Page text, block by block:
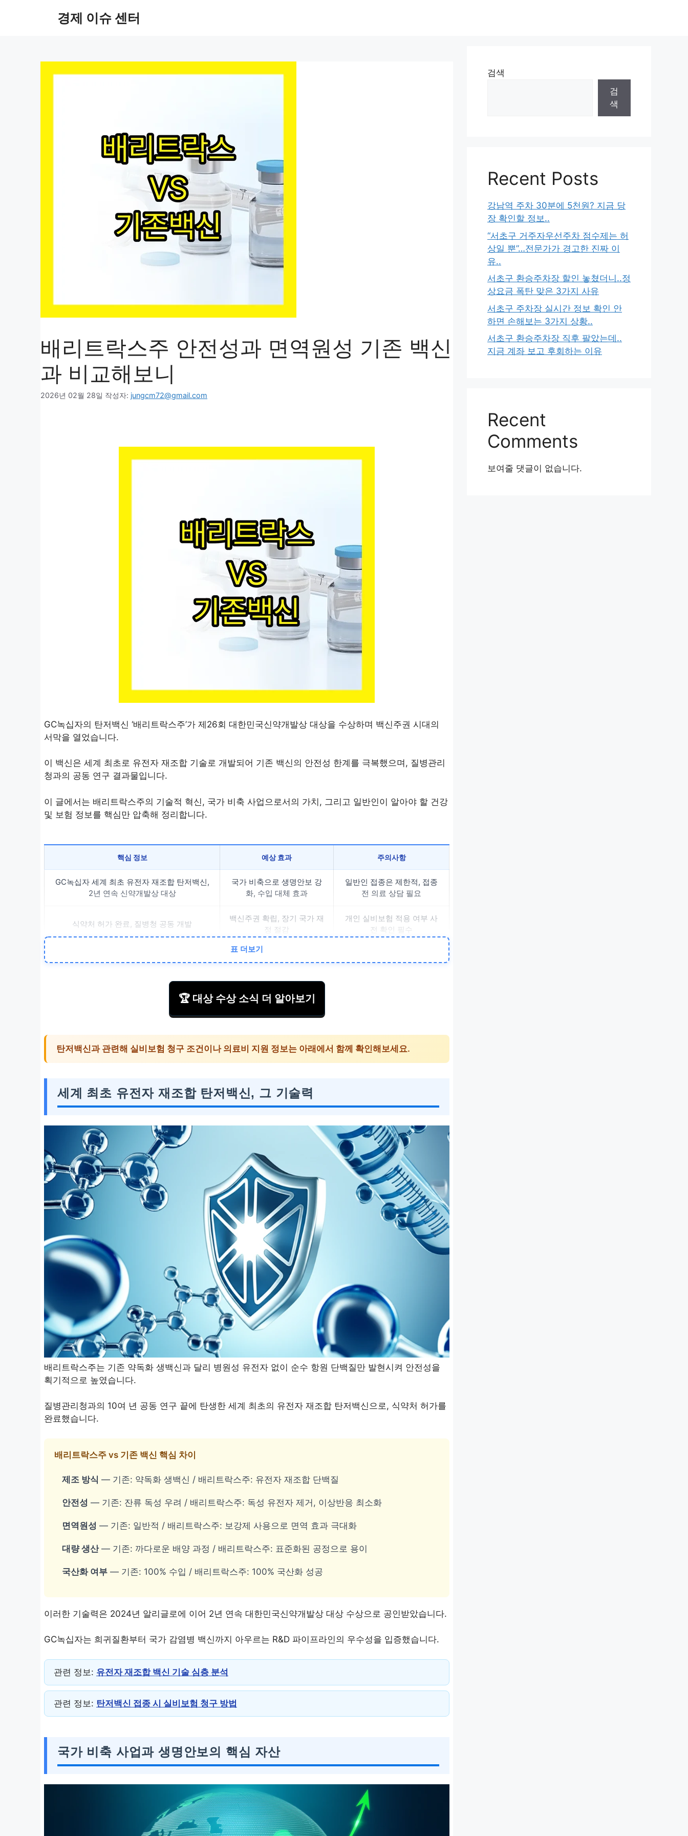
경제 이슈 센터
배리트락스주 안전성과 면역원성 기존 백신
과 비교해보니
2026년 02월 28일 작성자: jungcm72@gmail.com
GC녹십자의 탄저백신 ‘배리트락스주’가 제26회 대한민국신약개발상 대상을 수상하며 백신주권 시대의
서막을 열었습니다.
이 백신은 세계 최초로 유전자 재조합 기술로 개발되어 기존 백신의 안전성 한계를 극복했으며, 질병관리
청과의 공동 연구 결과물입니다.
이 글에서는 배리트락스주의 기술적 혁신, 국가 비축 사업으로서의 가치, 그리고 일반인이 알아야 할 건강
및 보험 정보를 핵심만 압축해 정리합니다.
핵심 정보 예상 효과 주의사항
GC녹십자 세계 최초 유전자 재조합 탄저백신,
2년 연속 신약개발상 대상
국가 비축으로 생명안보 강
화, 수입 대체 효과
일반인 접종은 제한적, 접종
전 의료 상담 필요
식약처 허가 완료, 질병청 공동 개발
백신주권 확립, 장기 국가 재
정 절감
개인 실비보험 적용 여부 사
전 확인 필수
표 더보기
🏆 대상 수상 소식 더 알아보기
탄저백신과 관련해 실비보험 청구 조건이나 의료비 지원 정보는 아래에서 함께 확인해보세요.
세계 최초 유전자 재조합 탄저백신, 그 기술력
배리트락스주는 기존 약독화 생백신과 달리 병원성 유전자 없이 순수 항원 단백질만 발현시켜 안전성을
획기적으로 높였습니다.
질병관리청과의 10여 년 공동 연구 끝에 탄생한 세계 최초의 유전자 재조합 탄저백신으로, 식약처 허가를
완료했습니다.
배리트락스주 vs 기존 백신 핵심 차이
제조 방식 — 기존: 약독화 생백신 / 배리트락스주: 유전자 재조합 단백질
안전성 — 기존: 잔류 독성 우려 / 배리트락스주: 독성 유전자 제거, 이상반응 최소화
면역원성 — 기존: 일반적 / 배리트락스주: 보강제 사용으로 면역 효과 극대화
대량 생산— 기존: 까다로운 배양 과정 / 배리트락스주: 표준화된 공정으로 용이
국산화 여부 — 기존: 100% 수입 / 배리트락스주: 100% 국산화 성공
이러한 기술력은 2024년 알리글로에 이어 2년 연속 대한민국신약개발상 대상 수상으로 공인받았습니다.
GC녹십자는 희귀질환부터 국가 감염병 백신까지 아우르는 R&D 파이프라인의 우수성을 입증했습니다.
관련 정보: 유전자 재조합 백신 기술 심층 분석
관련 정보: 탄저백신 접종 시 실비보험 청구 방법
국가 비축 사업과 생명안보의 핵심 자산
검색
검
색
Recent Posts
강남역 주차 30분에 5천원? 지금 당
장 확인할 정보..
“서초구 거주자우선주차 점수제는 허
상일 뿐”…전문가가 경고한 진짜 이
유..
서초구 환승주차장 할인 놓쳤더니..정
상요금 폭탄 맞은 3가지 사유
서초구 주차장 실시간 정보 확인 안
하면 손해보는 3가지 상황..
서초구 환승주차장 직후 팔았는데..
지금 계좌 보고 후회하는 이유
Recent
Comments
보여줄 댓글이 없습니다.